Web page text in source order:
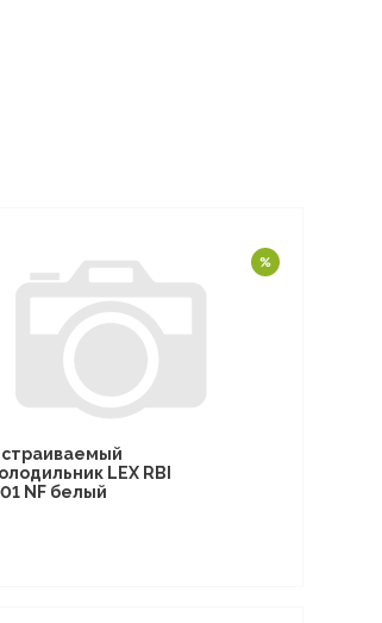
LEX RBI
NF белый